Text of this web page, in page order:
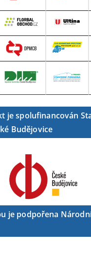
je spolufinancován
Budějovice
je podpořena